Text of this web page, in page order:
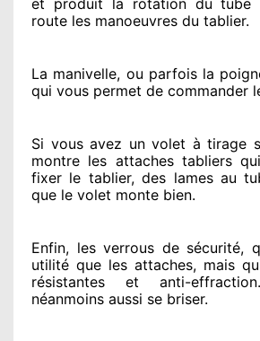
route les manoeuvres du tablier.
La manivelle, ou parfois la
qui vous permet de commander
Si vous avez un volet à tirage
montre les attaches tabliers
fixer le tablier, des lames au
que le volet monte bien.
Enfin, les verrous de sécurité,
utilité que les attaches, mais
résistantes et anti-
néanmoins aussi se briser.